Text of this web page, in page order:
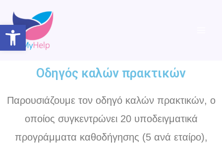
Open toolbar
Οδηγός καλών πρακτικών
Παρουσιάζουμε τον οδηγό καλών πρακτικών, ο
οποίος συγκεντρώνει 20 υποδειγματικά
προγράμματα καθοδήγησης (5 ανά εταίρο),